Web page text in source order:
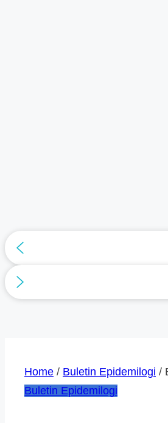
Home / Buletin Epidemilogi /
Buletin Epidemilogi